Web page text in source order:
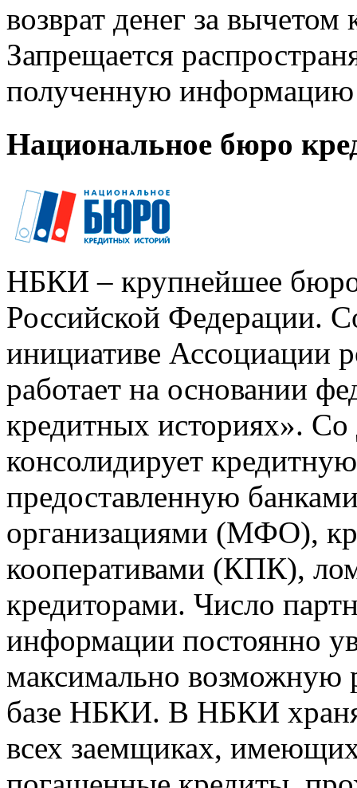
возврат денег за
Запрещается
полученную информацию
Национальное бюро
НБКИ – крупнейшее
Российской Федерации.
инициативе Ассоциации
работает на основании
кредитных историях».
консолидирует
предоставленную
организациями (МФО),
кооперативами (КПК),
кредиторами. Число
информации постоянно
максимально возможную
базе НБКИ. В НБКИ
всех заемщиках,